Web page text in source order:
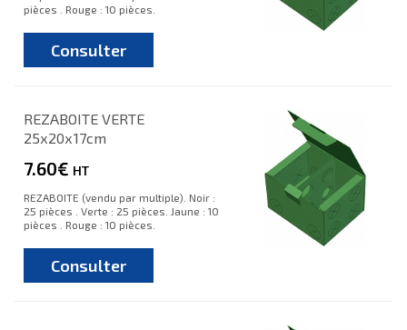
pièces . Rouge : 10 pièces.
Consulter
REZABOITE VERTE
25x20x17cm
7.60€ HT
REZABOITE (vendu par multiple). Noir :
25 pièces . Verte : 25 pièces. Jaune : 10
pièces . Rouge : 10 pièces.
Consulter